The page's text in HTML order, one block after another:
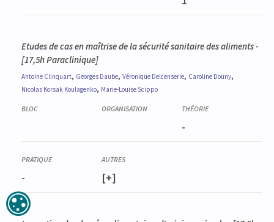
Etudes de cas en maîtrise de la sécurité sanitaire des aliments -
[17,5h Paraclinique]
Antoine Clinquart, Georges Daube, Véronique Delcenserie, Caroline Douny,
Nicolas Korsak Koulagenko, Marie-Louise Scippo
-
- [+]